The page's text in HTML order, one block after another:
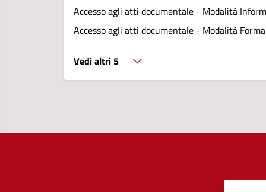
Accesso agli atti documentale - Modalità
Accesso agli atti documentale - Modalità
Vedi altri 5